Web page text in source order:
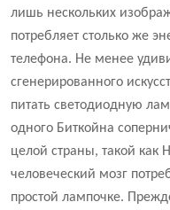
лишь нескольких
потребляет столько же
телефона. Не менее
сгенерированного
питать светодиодную
одного Биткойна
целой страны, такой как
человеческий мозг
простой лампочке.